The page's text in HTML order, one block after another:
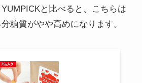
と比べると、こちらは
糖質がやや高めになります。